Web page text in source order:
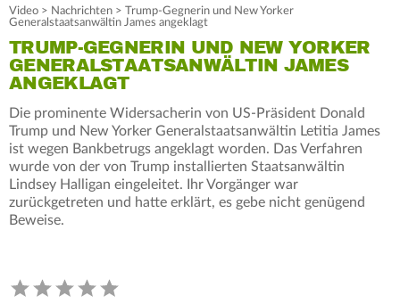
Video > Nachrichten > Trump-Gegnerin und New Yorker
Generalstaatsanwältin James angeklagt
TRUMP-GEGNERIN UND NEW YORKER
GENERALSTAATSANWÄLTIN JAMES
ANGEKLAGT
Die prominente Widersacherin von US-Präsident Donald
Trump und New Yorker Generalstaatsanwältin Letitia James
ist wegen Bankbetrugs angeklagt worden. Das Verfahren
wurde von der von Trump installierten Staatsanwältin
Lindsey Halligan eingeleitet. Ihr Vorgänger war
zurückgetreten und hatte erklärt, es gebe nicht genügend
Beweise.